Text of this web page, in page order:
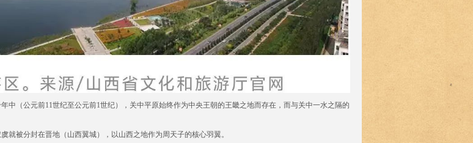
中（公元前11世纪至公元前1世纪），关中平原始终作为中央王朝的王畿之地而存在，而与关中一水之隔的
就被分封在晋地（山西翼城），以山西之地作为周天子的核心羽翼。